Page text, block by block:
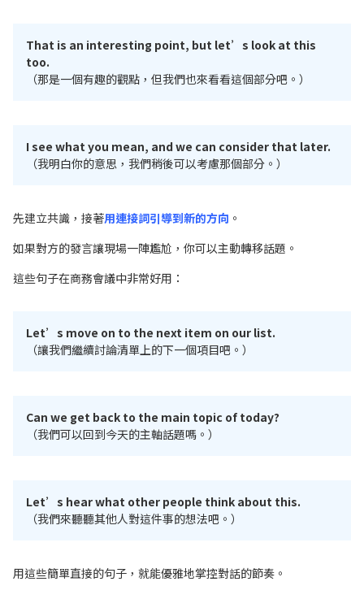
That is an interesting point, but let’s look at this
too.
（那是一個有趣的觀點，但我們也來看看這個部分吧。）
I see what you mean, and we can consider that later.
（我明白你的意思，我們稍後可以考慮那個部分。）
先建立共識，接著用連接詞引導到新的方向 。
如果對方的發言讓現場一陣尷尬，你可以主動轉移話題。
這些句子在商務會議中非常好用：
Let’s move on to the next item on our list.
（讓我們繼續討論清單上的下一個項目吧。）
Can we get back to the main topic of today?
（我們可以回到今天的主軸話題嗎。）
Let’s hear what other people think about this.
（我們來聽聽其他人對這件事的想法吧。）
用這些簡單直接的句子，就能優雅地掌控對話的節奏。